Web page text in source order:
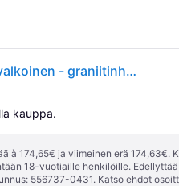
Nuura Miira 1-riippuvalo 1 lamppu harmaa/valkoinen - graniitinharmaa, valkoinen
kauppa.
à 174,65€ ja viimeinen erä
18-vuotiaille henkilöille.
556737-0431. Katso ehdot